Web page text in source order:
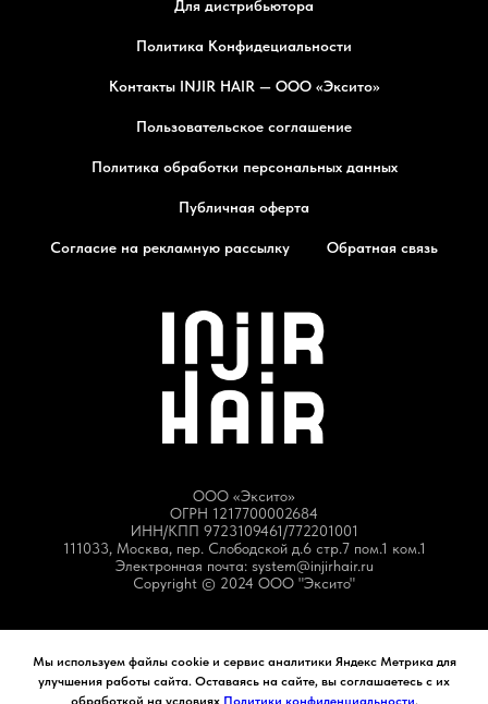
Для дистрибьютора
Политика Конфидециальности
Контакты INJIR HAIR — ООО «Эксито»
Пользовательское соглашение
Политика обработки персональных данных
Публичная оферта
Согласие на рекламную рассылку Обратная связь
ООО «Эксито»
ОГРН 1217700002684
ИНН/КПП 9723109461/772201001
111033, Москва, пер. Слободской д.6 стр.7 пом.1 ком.1
Электронная почта: system@injirhair.ru
Copyright © 2024 ООО "Эксито"
Мы используем файлы cookie и сервис аналитики Яндекс Метрика для
улучшения работы сайта. Оставаясь на сайте, вы соглашаетесь с их